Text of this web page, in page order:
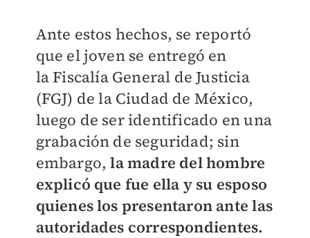
Ante estos hechos, se reportó
que el joven se entregó en
laFiscalía General de Justicia
(FGJ) de la Ciudad de México,
luego de ser identificado en una
grabación de seguridad; sin
embargo, la madre del hombre
explicó que fue ella y su esposo
quienes los presentaron ante las
autoridades correspondientes.